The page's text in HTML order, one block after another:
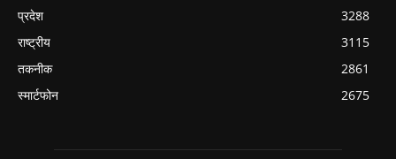
प्रदेश
3288
राष्ट्रीय
3115
तकनीक
2861
स्मार्टफोन
2675